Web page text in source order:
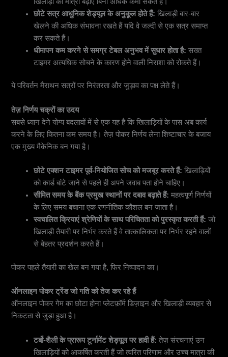
छोटे सत्र आधुनिक शेड्यूल के अनुकूल होते हैं:खिलाड़ी बार-बार
खेलने की अधिक संभावना रखते हैं यदि वे जल्दी से एक सत्र समाप्त
कर सकते हैं।
धीमापन कम करने से समग्र टेबल अनुभव में सुधार होता है:सख्त
टाइमर अत्यधिक सोचने के कारण होने वाली निराशा को रोकते हैं।
ये परिवर्तन मैराथन सत्रों पर निरंतरता और जुड़ाव का पक्ष लेते हैं।
तेज़ निर्णय चक्रों का उदय
सबसे ध्यान देने योग्य बदलावों में से एक यह है कि खिलाड़ियों के पास अब कार्य
करने के लिए कितना कम समय है। तेज़ पोकर निर्णय लेना शिष्टाचार के बजाय
एक मुख्य मैकेनिक बन गया है।
छोटे एक्शन टाइमर पूर्व-नियोजित सोच को मजबूर करते हैं:खिलाड़ियों
को कार्ड बांटे जाने से पहले ही अपने जवाब पता होने चाहिए।
सीमित समय के बैंक प्रमुख स्थानों पर दबाव बढ़ाते हैं:महत्वपूर्ण निर्णयों
के लिए समय बचाना एक रणनीतिक कौशल बन जाता है।
स्वचालित क्रियाएं श्रेणियों के साथ परिचितता को पुरस्कृत करती हैं:जो
खिलाड़ी तैयारी पर निर्भर करते हैं वे तात्कालिकता पर निर्भर रहने वालों
से बेहतर प्रदर्शन करते हैं।
पोकर पहले तैयारी का खेल बन गया है, फिर निष्पादन का।
ऑनलाइन पोकर ट्रेंड जो गति को तेज कर रहे हैं
ऑनलाइन पोकर गेम का छोटा होना प्लेटफ़ॉर्म डिज़ाइन और खिलाड़ी व्यवहार से
निकटता से जुड़ा हुआ है।
टर्बो-शैली के प्रारूप टूर्नामेंट शेड्यूल पर हावी हैं:तेज़ संरचनाएं उन
खिलाड़ियों को आकर्षित करती हैं जो त्वरित परिणाम और उच्च मात्रा की